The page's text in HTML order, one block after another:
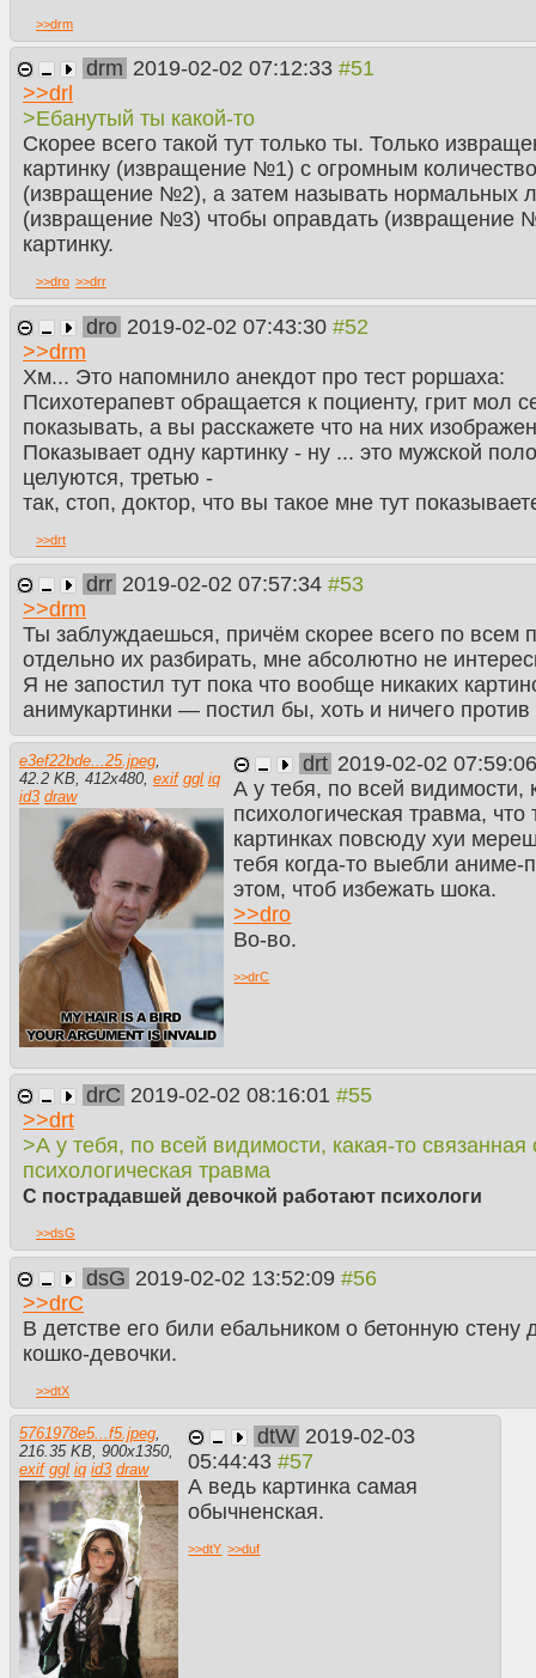
>>drm
drm 2019-02-02 07:12:33
>>drl
>Ебанутый ты какой-то
Скорее всего такой тут только ты. Только
картинку (извращение №1) с огромным
(извращение №2), а затем называть нормальных
(извращение №3) чтобы оправдать (извращение
картинку.
>>dro >>drr
dro 2019-02-02 07:43:30
>>drm
Хм... Это напомнило анекдот про тест роршаха:
Психотерапевт обращается к поциенту, грит мол
показывать, а вы расскажете что на них
Показывает одну картинку - ну ... это мужской
целуются, третью -
так, стоп, доктор, что вы такое мне тут
>>drt
drr 2019-02-02 07:57:34
>>drm
Ты заблуждаешься, причём скорее всего по всем
отдельно их разбирать, мне абсолютно не
Я не запостил тут пока что вообще никаких
анимукартинки — постил бы, хоть и ничего
e3ef22bde...25.jpeg,
42.2 KB, 412x480, exif ggl iq
id3 draw
drt 2019-02-02
А у тебя, по всей видимости,
психологическая травма,
картинках повсюду хуи
тебя когда-то выебли
этом, чтоб избежать шока.
>>dro
Во-во.
>>drC
drC 2019-02-02 08:16:01
>>drt
>А у тебя, по всей видимости, какая-то связанная
психологическая травма
С пострадавшей девочкой работают психологи
>>dsG
dsG 2019-02-02 13:52:09
>>drC
В детстве его били ебальником о бетонную стену
кошко-девочки.
>>dtX
5761978e5...f5.jpeg
216.35 KB 900x1350
exif ggl iq id3 draw
dtW 2019-02-03
05:44:43
А ведь картинка самая
обычненская.
>>dtY >>duf